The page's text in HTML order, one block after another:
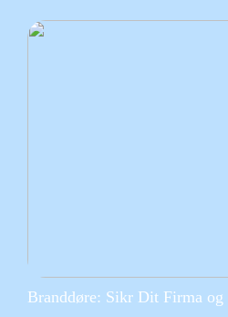
Branddøre: Sikr Dit Firma og